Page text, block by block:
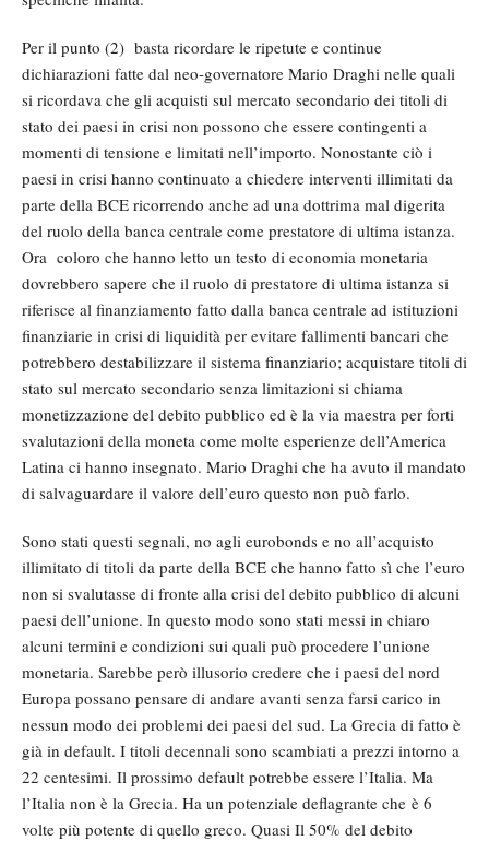
Per il punto (2) basta ricordare le ripetute e continue
dichiarazioni fatte dal neo-governatore Mario Draghi nelle quali
si ricordava che gli acquisti sul mercato secondario dei titoli di
stato dei paesi in crisi non possono che essere contingenti a
momenti di tensione e limitati nell’importo. Nonostante ciò i
paesi in crisi hanno continuato a chiedere interventi illimitati da
parte della BCE ricorrendo anche ad una dottrima mal digerita
del ruolo della banca centrale come prestatore di ultima istanza.
Ora coloro che hanno letto un testo di economia monetaria
dovrebbero sapere che il ruolo di prestatore di ultima istanza si
riferisce al finanziamento fatto dalla banca centrale ad istituzioni
finanziarie in crisi di liquidità per evitare fallimenti bancari che
potrebbero destabilizzare il sistema finanziario; acquistare titoli di
stato sul mercato secondario senza limitazioni si chiama
monetizzazione del debito pubblico ed è la via maestra per forti
svalutazioni della moneta come molte esperienze dell’America
Latina ci hanno insegnato. Mario Draghi che ha avuto il mandato
di salvaguardare il valore dell’euro questo non può farlo.
Sono stati questi segnali, no agli eurobonds e no all’acquisto
illimitato di titoli da parte della BCE che hanno fatto sì che l’euro
non si svalutasse di fronte alla crisi del debito pubblico di alcuni
paesi dell’unione. In questo modo sono stati messi in chiaro
alcuni termini e condizioni sui quali può procedere l’unione
monetaria. Sarebbe però illusorio credere che i paesi del nord
Europa possano pensare di andare avanti senza farsi carico in
nessun modo dei problemi dei paesi del sud. La Grecia di fatto è
già in default. I titoli decennali sono scambiati a prezzi intorno a
22 centesimi. Il prossimo default potrebbe essere l’Italia. Ma
l’Italia non è la Grecia. Ha un potenziale deflagrante che è 6
volte più potente di quello greco. Quasi Il 50% del debito